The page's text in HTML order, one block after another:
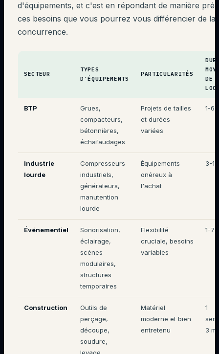
d'équipements, et c'est en répondant de manière
ces besoins que vous pourrez vous différencier de la
concurrence.
SECTEUR
TYPES
D'ÉQUIPEMENTS
PARTICULARITÉS
DE
BTP
Grues,
compacteurs,
bétonnières,
échafaudages
Projets de tailles
et durées
variées
1-6
Industrie
lourde
Compresseurs
industriels,
générateurs,
manutention
lourde
Équipements
onéreux à
l'achat
3-
Événementiel
Sonorisation,
éclairage,
scènes
modulaires,
structures
temporaires
Flexibilité
cruciale, besoins
variables
1-7
Construction
Outils de
perçage,
découpe,
soudure,
Matériel
moderne et bien
entretenu
1
3